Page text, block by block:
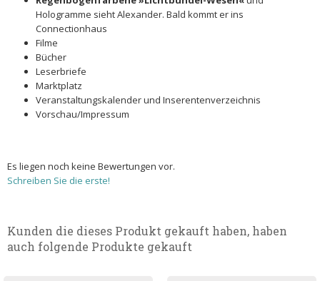
Hologramme sieht Alexander. Bald kommt er ins
Connectionhaus
Filme
Bücher
Leserbriefe
Marktplatz
Veranstaltungskalender und Inserentenverzeichnis
Vorschau/Impressum
Es liegen noch keine Bewertungen vor.
Schreiben Sie die erste!
Kunden die dieses Produkt gekauft haben, haben
auch folgende Produkte gekauft